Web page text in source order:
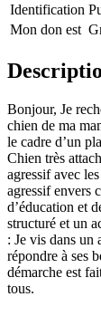
Identification
Mon don est
Bonjour, Je
chien de ma
le cadre d’un
Chien très
agressif avec
agressif envers
d’éducation et
structuré et un
: Je vis dans un
répondre à ses
démarche est
tous.